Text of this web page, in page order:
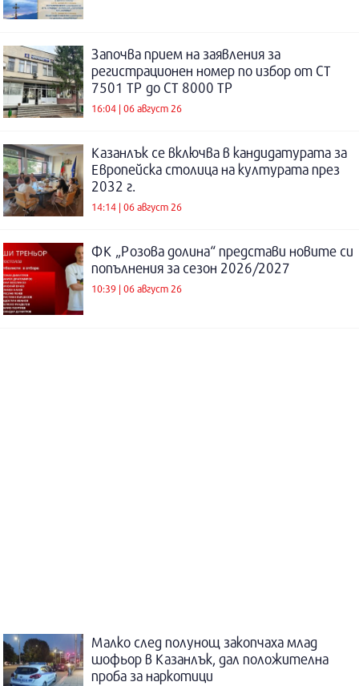
Започва прием на заявления за
регистрационен номер по избор от СТ
7501 ТР до СТ 8000 ТР
16:04 | 06 август 26
Казанлък се включва в кандидатурата за
Европейска столица на културата през
2032 г.
14:14 | 06 август 26
ФК „Розова долина“ представи новите си
попълнения за сезон 2026/2027
10:39 | 06 август 26
Малко след полунощ закопчаха млад
шофьор в Казанлък, дал положителна
проба за наркотици